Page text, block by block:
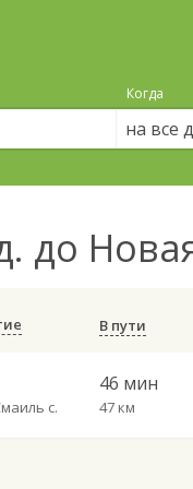
Когда
на все
до
В пути
с.
46 мин
47 км